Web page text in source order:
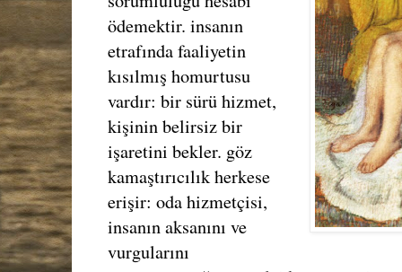
ödemektir. insanın
etrafında faaliyetin
kısılmış homurtusu
vardır: bir sürü hizmet,
kişinin belirsiz bir
işaretini bekler. göz
kamaştırıcılık herkese
erişir: oda hizmetçisi,
insanın aksanını ve
vurgularını